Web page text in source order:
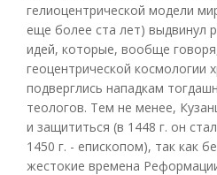
гелиоцентрической модели
еще более ста лет) выдвинул
идей, которые, вообще
геоцентрической космологии
подверглись нападкам
теологов. Тем не менее,
и защититься (в 1448 г. он
1450 г. - епископом), так как
жестокие времена